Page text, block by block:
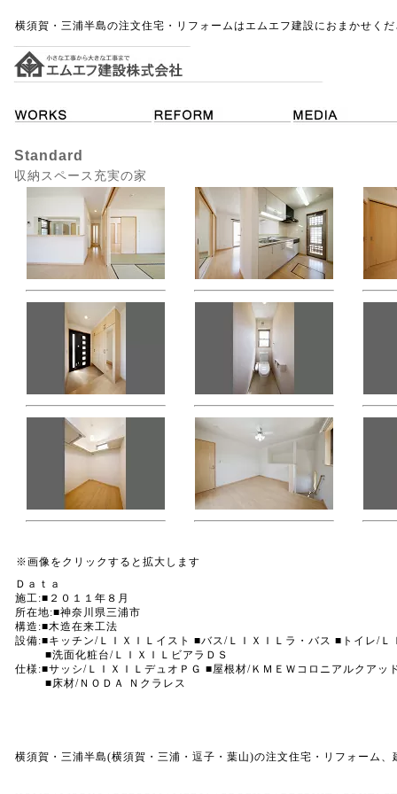
横須賀・三浦半島の注文住宅・リフォームはエムエフ建設におまかせく
Standard
収納スペース充実の家
※画像をクリックすると拡大します
Ｄａｔａ
施工:■２０１１年８月
所在地:■神奈川県三浦市
構造:■木造在来工法
設備:■キッチン/ＬＩＸＩＬイスト ■バス/ＬＩＸＩＬラ・バス ■トイレ/Ｌ
■洗面化粧台/ＬＩＸＩＬビアラＤＳ
仕様:■サッシ/ＬＩＸＩＬデュオＰＧ ■屋根材/ＫＭＥＷコロニアルクア
■床材/ＮＯＤＡ Ｎクラレス
横須賀・三浦半島(横須賀・三浦・逗子・葉山)の注文住宅・リフォーム